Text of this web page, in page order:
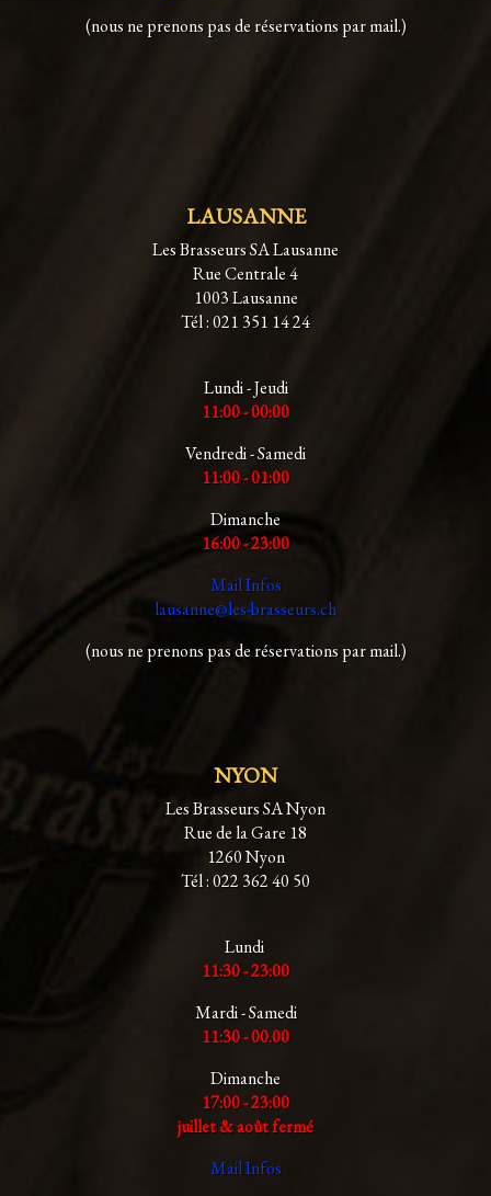
(nous ne prenons pas de réservations par mail.)
LAUSANNE
Les Brasseurs SA Lausanne
Rue Centrale 4
1003 Lausanne
Tél : 021 351 14 24
Lundi - Jeudi
11:00 - 00:00
Vendredi - Samedi
11:00 - 01:00
Dimanche
16:00 - 23:00
Mail Infos
lausanne@les-brasseurs.ch
(nous ne prenons pas de réservations par mail.)
NYON
Les Brasseurs SA Nyon
Rue de la Gare 18
1260 Nyon
Tél : 022 362 40 50
Lundi
11:30 - 23:00
Mardi - Samedi
11:30 - 00.00
Dimanche
17:00 - 23:00
juillet & août fermé
Mail Infos